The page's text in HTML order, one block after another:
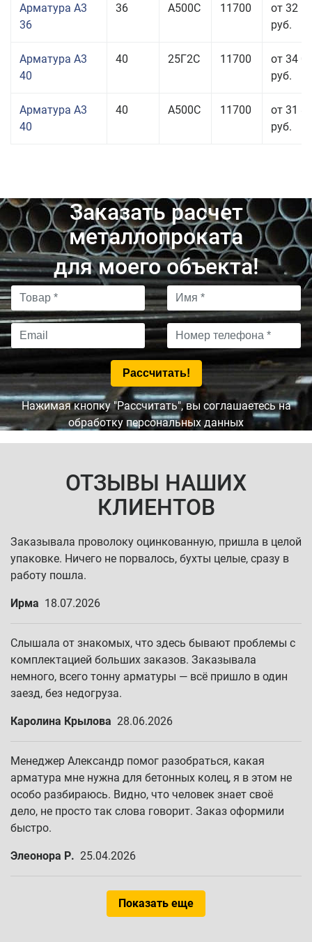
Арматура А3
36
36 А500С 11700
от 32
руб.
Арматура А3
40
40 25Г2С 11700
от 34
руб.
Арматура А3
40
40 А500С 11700
от 31
руб.
Заказать расчет
металлопроката
для моего объекта!
Нажимая кнопку "Рассчитать", вы соглашаетесь на
обработку персональных данных
ОТЗЫВЫ НАШИХ
КЛИЕНТОВ
Заказывала проволоку оцинкованную, пришла в целой
упаковке. Ничего не порвалось, бухты целые, сразу в
работу пошла.
Ирма 18.07.2026
Слышала от знакомых, что здесь бывают проблемы с
комплектацией больших заказов. Заказывала
немного, всего тонну арматуры — всё пришло в один
заезд, без недогруза.
Каролина Крылова 28.06.2026
Менеджер Александр помог разобраться, какая
арматура мне нужна для бетонных колец, я в этом не
особо разбираюсь. Видно, что человек знает своё
дело, не просто так слова говорит. Заказ оформили
быстро.
Элеонора Р. 25.04.2026
Показать еще